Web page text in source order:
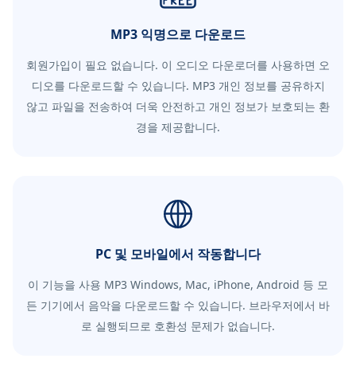
MP3 익명으로 다운로드
회원가입이 필요 없습니다. 이 오디오 다운로더를 사용하면 오
디오를 다운로드할 수 있습니다. MP3 개인 정보를 공유하지
않고 파일을 전송하여 더욱 안전하고 개인 정보가 보호되는 환
경을 제공합니다.
PC 및 모바일에서 작동합니다
이 기능을 사용 MP3 Windows, Mac, iPhone, Android 등 모
든 기기에서 음악을 다운로드할 수 있습니다. 브라우저에서 바
로 실행되므로 호환성 문제가 없습니다.